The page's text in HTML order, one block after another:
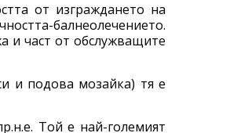
от изграждането на
балнеолечението.
и част от обслужващите
и подова мозайка) тя е
Той е най-големият